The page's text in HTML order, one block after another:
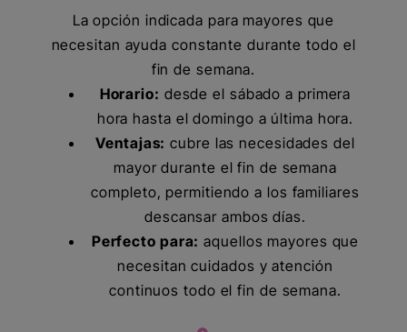
La opción indicada para mayores que
necesitan ayuda constante durante todo el
fin de semana.
Horario: desde el sábado a primera
hora hasta el domingo a última hora.
Ventajas: cubre las necesidades del
mayor durante el fin de semana
completo, permitiendo a los familiares
descansar ambos días.
Perfecto para: aquellos mayores que
necesitan cuidados y atención
continuos todo el fin de semana.